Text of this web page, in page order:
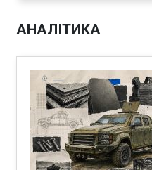
АНАЛІТИКА